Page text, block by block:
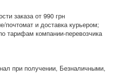
заказа от 990 грн
почтомат и доставка курьером;
тарифам компании-перевозчика
при получении, Безналичными,